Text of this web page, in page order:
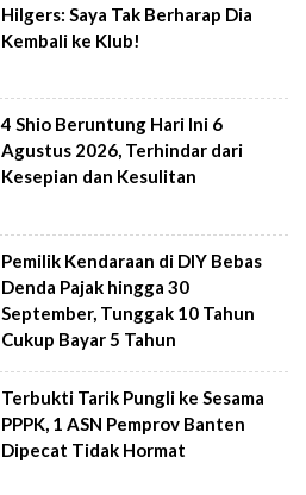
Hilgers: Saya Tak Berharap Dia
Kembali ke Klub!
4 Shio Beruntung Hari Ini 6
Agustus 2026, Terhindar dari
Kesepian dan Kesulitan
Pemilik Kendaraan di DIY Bebas
Denda Pajak hingga 30
September, Tunggak 10 Tahun
Cukup Bayar 5 Tahun
Terbukti Tarik Pungli ke Sesama
PPPK, 1 ASN Pemprov Banten
Dipecat Tidak Hormat